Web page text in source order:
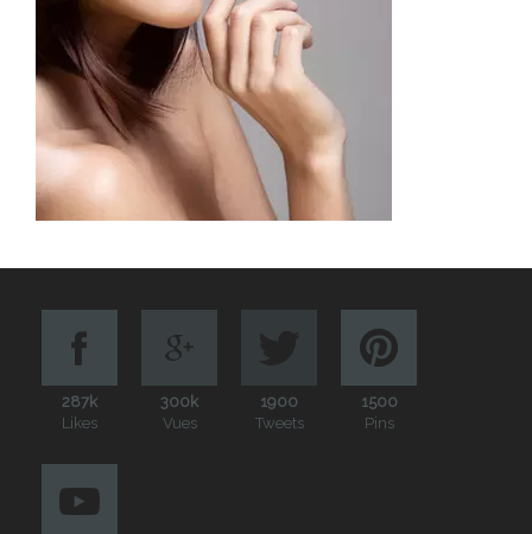
287k
Likes
300k
Vues
1900
Tweets
1500
Pins